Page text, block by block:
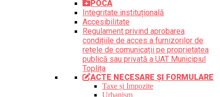
POCA
Integritate instituțională
Accesibilitate
Regulament privind aprobarea
condițiile de acces a furnizorilor de
rețele de comunicații pe proprietatea
publică sau privată a UAT Municipiul
Toplița
ACTE NECESARE ȘI FORMULARE
Taxe și Impozite
Urbanism